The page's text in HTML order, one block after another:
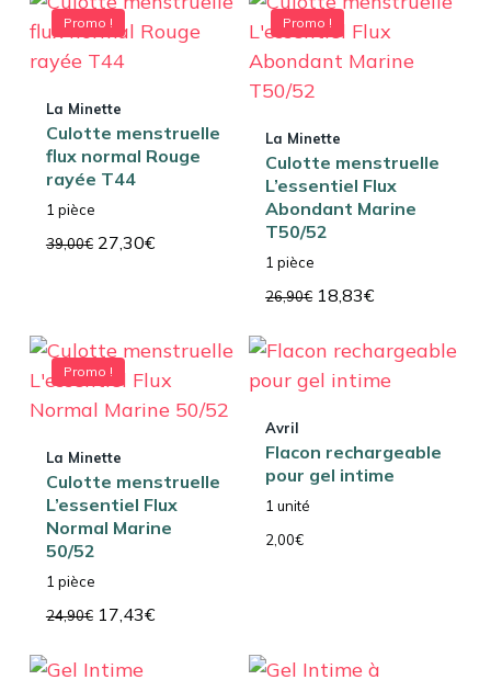
était :
39,00€.
est :
était :
39,00€.
est :
27,30€.
Promo !
La Minette
Culotte menstruelle
flux normal Rouge
rayée T44
1 pièce
39,00€ Le
39,00€.
27,30€Le
27,30€.
Promo !
La Minette
Culotte menstruelle
L’essentiel Flux
Abondant Marine
T50/52
1 pièce
26,90€ Le
initial
était :
18,83€Le
actuel
est :
Promo !
La Minette
Culotte menstruelle
L’essentiel Flux
Normal Marine
50/52
1 pièce
24,90€ Le
initial
17,43€Le
Avril
Flacon rechargeable
pour gel intime
1 unité
2,00€